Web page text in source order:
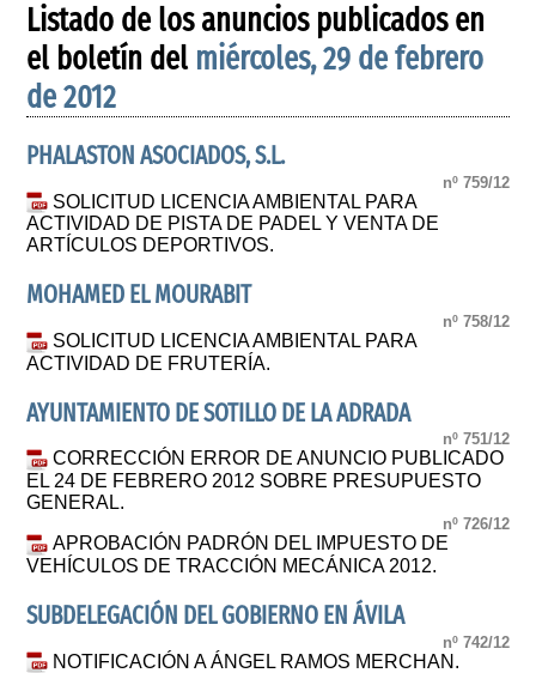
Listado de los anuncios publicados en
el boletín del miércoles, 29 de febrero
de 2012
PHALASTON ASOCIADOS, S.L.
nº 759/12
SOLICITUD LICENCIA AMBIENTAL PARA
ACTIVIDAD DE PISTA DE PADEL Y VENTA DE
ARTÍCULOS DEPORTIVOS.
MOHAMED EL MOURABIT
nº 758/12
SOLICITUD LICENCIA AMBIENTAL PARA
ACTIVIDAD DE FRUTERÍA.
AYUNTAMIENTO DE SOTILLO DE LA ADRADA
nº 751/12
CORRECCIÓN ERROR DE ANUNCIO PUBLICADO
EL 24 DE FEBRERO 2012 SOBRE PRESUPUESTO
GENERAL.
nº 726/12
APROBACIÓN PADRÓN DEL IMPUESTO DE
VEHÍCULOS DE TRACCIÓN MECÁNICA 2012.
SUBDELEGACIÓN DEL GOBIERNO EN ÁVILA
nº 742/12
NOTIFICACIÓN A ÁNGEL RAMOS MERCHAN.